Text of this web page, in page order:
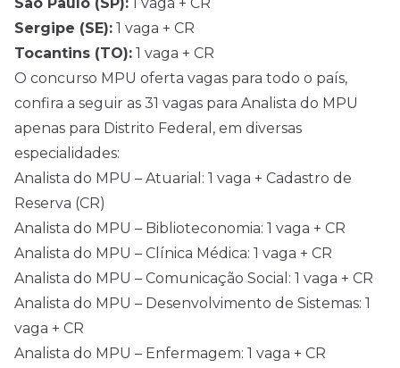
Sergipe (SE): 1 vaga + CR
Tocantins (TO): 1 vaga + CR
O concurso MPU oferta vagas para todo o país,
confira a seguir as 31 vagas para Analista do MPU
apenas para Distrito Federal, em diversas
especialidades:
Analista do MPU – Atuarial: 1 vaga + Cadastro de
Reserva (CR)
Analista do MPU – Biblioteconomia: 1 vaga + CR
Analista do MPU – Clínica Médica: 1 vaga + CR
Analista do MPU – Comunicação Social: 1 vaga + CR
Analista do MPU – Desenvolvimento de Sistemas: 1
vaga + CR
Analista do MPU – Enfermagem: 1 vaga + CR